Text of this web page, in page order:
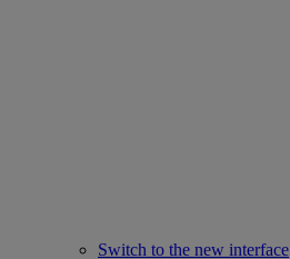
Switch to the new interface